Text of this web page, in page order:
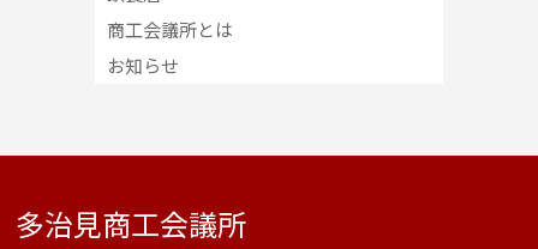
商工会議所とは
お知らせ
多治見商工会議所